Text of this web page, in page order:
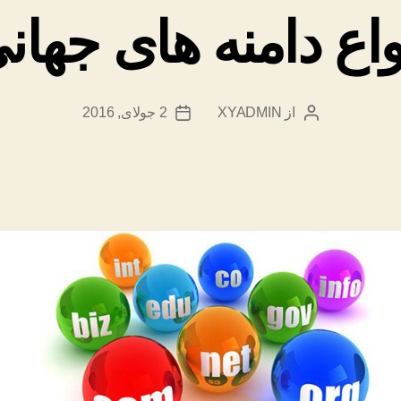
دامنه های
نویسندهٔ
از XYADMIN
تاریخ
2 جولای, 2016